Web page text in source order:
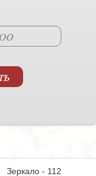
Зеркало - 112